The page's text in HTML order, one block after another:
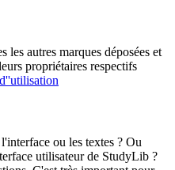
autres marques déposées et
propriétaires respectifs
ou les textes ? Ou
utilisateur de StudyLib ?